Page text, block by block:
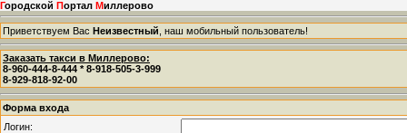
Городской Портал Миллерово
Приветствуем Вас Неизвестный , наш мобильный пользователь!
Заказать такси в Миллерово:
8-960-444-8-444 * 8-918-505-3-999
8-929-818-92-00
Форма входа
Логин: